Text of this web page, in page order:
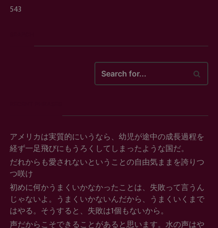
543
アメリカは実質的にいうなら、幼児が途中の成長過程を
経ず一足飛びにもうろくしてしまったような国だ。
だれからも愛されないということの自由気ままを誇りつ
つ咲け
初めに何かうまくいかなかったことは、失敗って言うん
じゃないよ。うまくいかないんだから、うまくいくまで
はやる。そうすると、失敗は1個もないから。
声だからこそできることがあると思います。水の声はや